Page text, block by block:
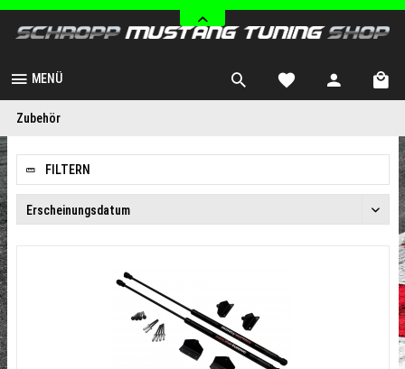
23.08.2026
Betriebsferien.
MENÜ
Zubehör
FILTERN